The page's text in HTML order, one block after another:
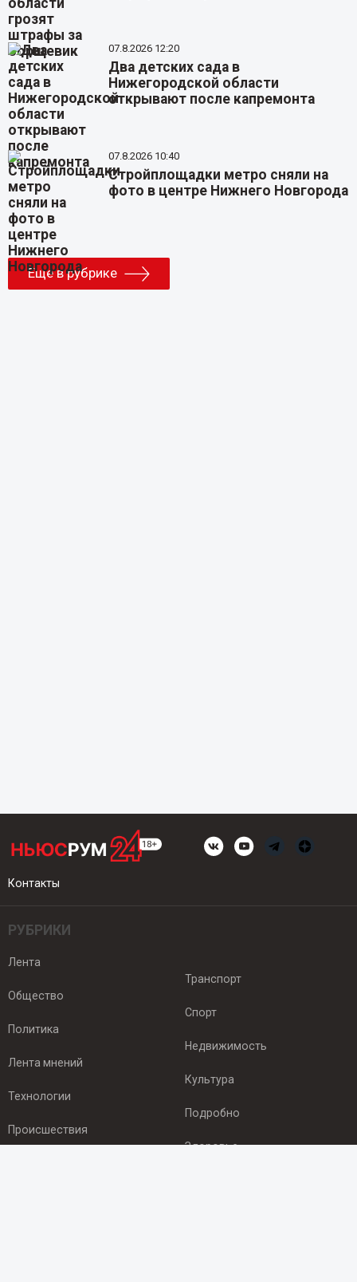
07.8.2026 12:20
Два детских сада в
Нижегородской области
открывают после капремонта
07.8.2026 10:40
Стройплощадки метро сняли на
фото в центре Нижнего Новгорода
Еще в рубрике
Контакты
РУБРИКИ
Лента
Общество
Политика
Лента мнений
Технологии
Происшествия
Транспорт
Спорт
Недвижимость
Культура
Подробно
Здоровье